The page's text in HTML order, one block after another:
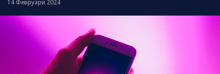
14 Февруари 2024